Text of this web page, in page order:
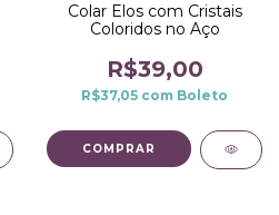
Colar Elos com Cristais
Coloridos no Aço
R$39,00
R$37,05 com Boleto